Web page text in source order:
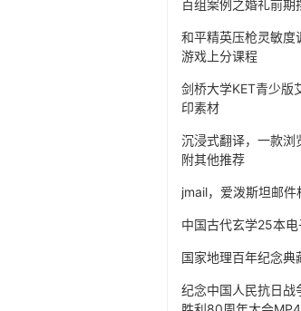
百组案例之婚礼前期
和平精英压枪灵敏度
游戏上分课程
剑桥大学KET青少版
印素材
沉浸式翻译，一款浏
附其他推荐
jmail，爱泼斯坦邮
中国古代玄学25本
国家地理百年纪念
纪念中国人民抗日战